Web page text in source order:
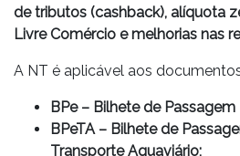
de tributos (cashback), alíquota
Livre Comércio e melhorias nas
A NT é aplicável aos
BPe – Bilhete de
BPeTA – Bilhete de
Transporte Aquaviário;